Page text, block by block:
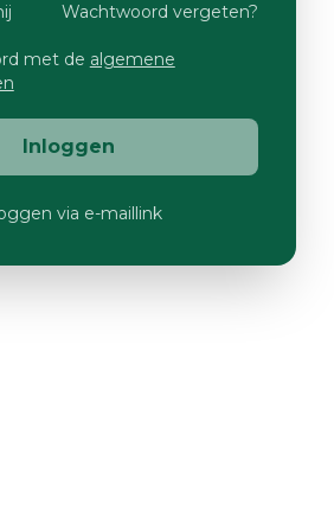
Wachtwoord vergeten?
met de algemene
Inloggen
via e-maillink